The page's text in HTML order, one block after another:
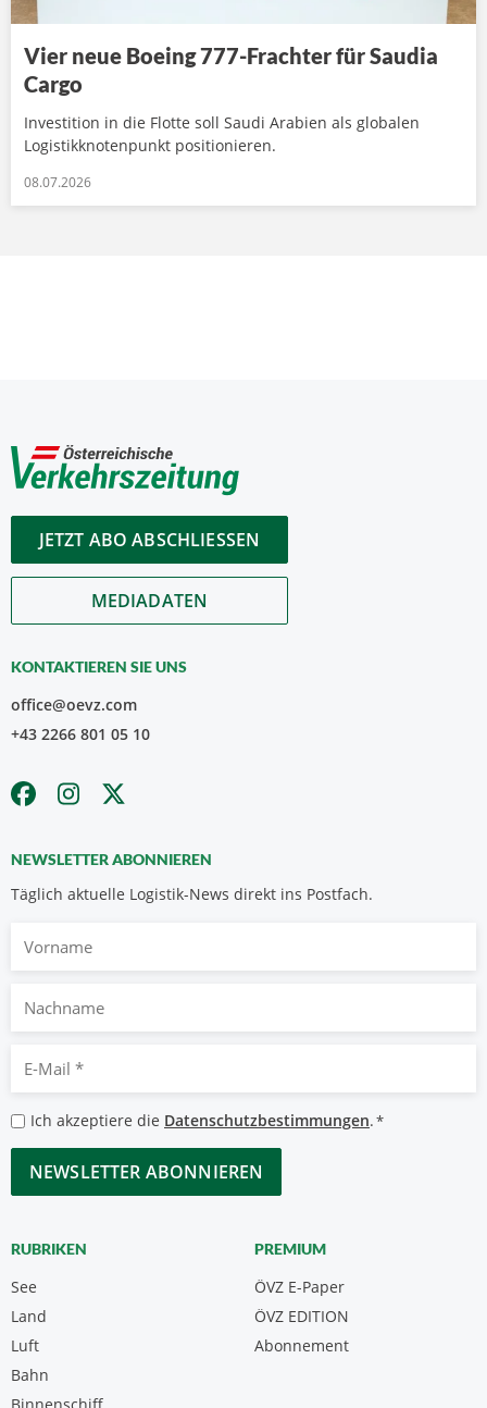
Vier neue Boeing 777-Frachter für Saudia
Cargo
Investition in die Flotte soll Saudi Arabien als globalen
Logistikknotenpunkt positionieren.
08.07.2026
JETZT ABO ABSCHLIESSEN
MEDIADATEN
KONTAKTIEREN SIE UNS
office@oevz.com
+43 2266 801 05 10
NEWSLETTER ABONNIEREN
Täglich aktuelle Logistik-News direkt ins Postfach.
Nachname
Mail
*
Datenschutzbestimmungen
*
Ich akzeptiere die Datenschutzbestimmungen.*
CAPTCHA
RUBRIKEN
See
Land
Luft
Bahn
PREMIUM
ÖVZ E-Paper
Abonnement
ÖVZ EDITION